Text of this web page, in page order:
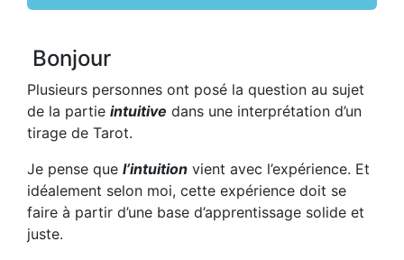
Bonjour
Plusieurs personnes ont posé la question au sujet
de la partie intuitive dans une interprétation d’un
tirage de Tarot.
Je pense que l’intuition vient avec l’expérience. Et
idéalement selon moi, cette expérience doit se
faire à partir d’une base d’apprentissage solide et
juste.